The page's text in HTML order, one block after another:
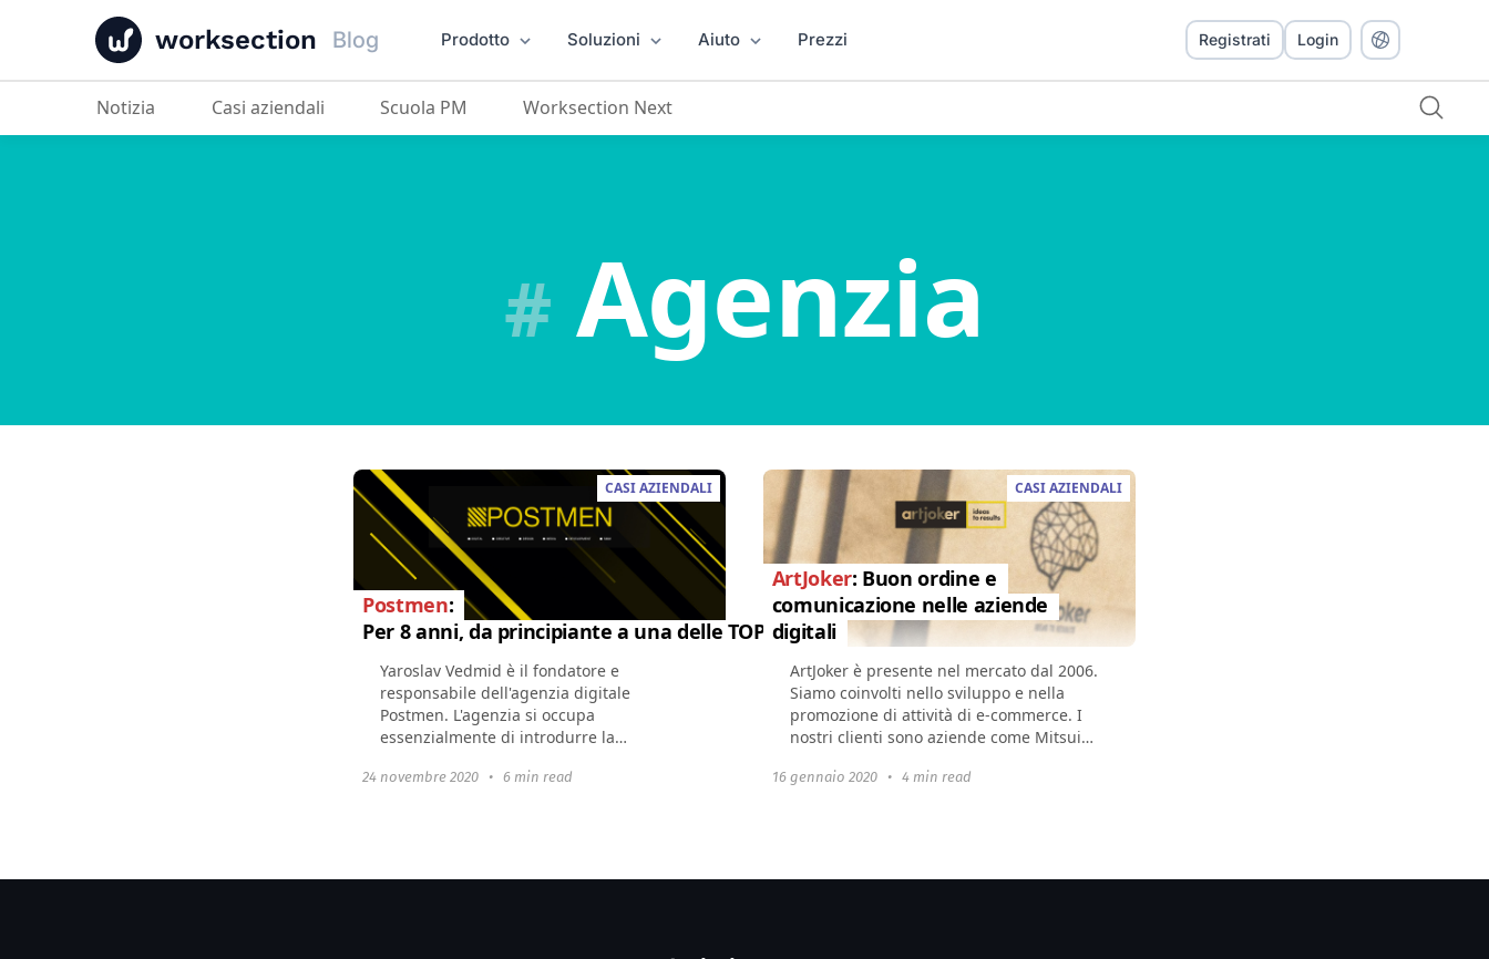
worksection Blog Prodotto Soluzioni Aiuto Prezzi Registrati Login
Notizia Casi aziendali Scuola PM Worksection Next
#Agenzia
CASI AZIENDALI
Postmen:
Per 8 anni, da principiante a una delle TOP agenzie digitali dell'Ucraina.
Yaroslav Vedmid è il fondatore e
responsabile dell'agenzia digitale
Postmen. L'agenzia si occupa
essenzialmente di introdurre la
compiti di marketing complessi e
24 novembre 2020 •6 min read
CASI AZIENDALI
ArtJoker: Buon ordine e
comunicazione nelle aziende
digitali
ArtJoker è presente nel mercato dal 2006.
Siamo coinvolti nello sviluppo e nella
promozione di attività di e-commerce. I
nostri clienti sono aziende come Mitsui
Toshiba, Pepsi, così come Freshline,
16 gennaio 2020 • 4 min read